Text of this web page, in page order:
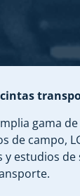
cintas
gama
de campo,
y estudios de